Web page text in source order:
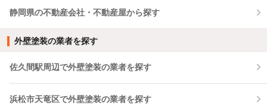
静岡県の不動産会社・不動産屋から探す
外壁塗装の業者を探す
佐久間駅周辺で外壁塗装の業者を探す
浜松市天竜区で外壁塗装の業者を探す